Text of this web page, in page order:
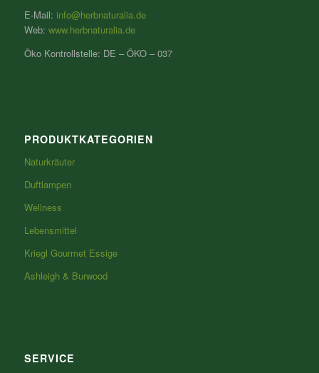
E-Mail: info@herbnaturalia.de
Web: www.herbnaturalia.de
Öko Kontrollstelle: DE – ÖKO – 037
PRODUKTKATEGORIEN
Naturkräuter
Duftlampen
Wellness
Lebensmittel
Kriegl Gourmet Essige
Ashleigh & Burwood
SERVICE